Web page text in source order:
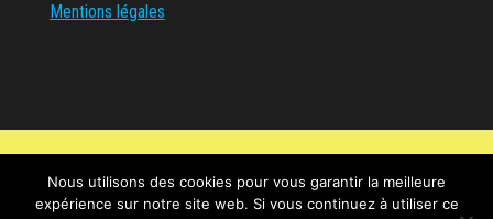
Mentions légales
Nous utilisons des cookies pour vous garantir la meilleure
expérience sur notre site web. Si vous continuez à utiliser ce